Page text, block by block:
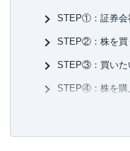
STEP①：証券会
STEP②：株を買
STEP③：買いた
STEP④：株を購
STEP⑤：株を
【初心者向け